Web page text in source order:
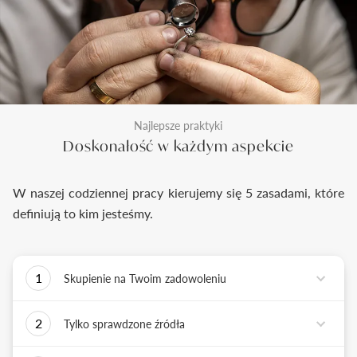
Najlepsze praktyki
Doskonałość w każdym aspekcie
W naszej codziennej pracy kierujemy się 5 zasadami, które
definiują to kim jesteśmy.
1
Skupienie na Twoim zadowoleniu
zadanie - dostarczyć Ci biżuterię i doświadczenie,
2
Tylko sprawdzone źródła